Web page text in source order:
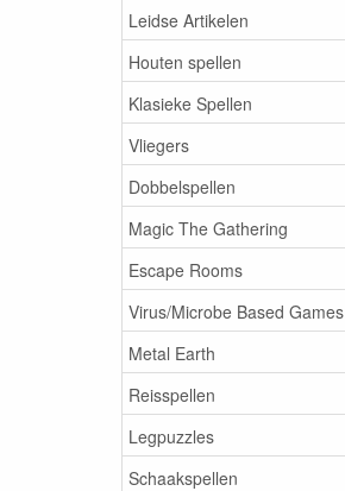
Leidse Artikelen
Houten spellen
Klasieke Spellen
Vliegers
Dobbelspellen
Magic The Gathering
Escape Rooms
Virus/Microbe Based Games
Metal Earth
Reisspellen
Legpuzzles
Schaakspellen